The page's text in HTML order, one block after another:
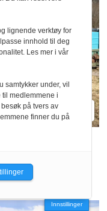
enga
Innstillinger
lignende verktøy for
innhold til deg
Les mer i vår
samtykker under, vil
medlemmene i
på tvers av
finner du på